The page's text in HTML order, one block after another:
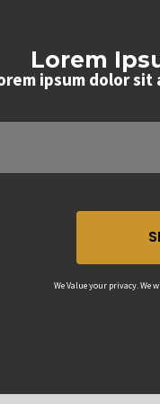
Lorem
ipsum dolor
We Value your privacy.